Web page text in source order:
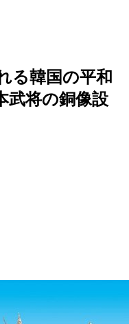
る韓国の平和
武将の銅像設